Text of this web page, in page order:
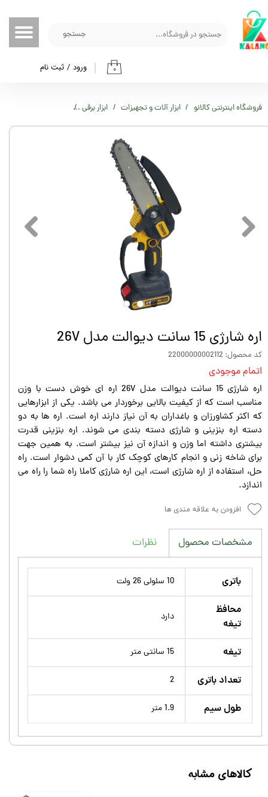
جستجو
۰ ورود / ثبت نام
حساب کاربری من
تغییر گذر واژه
خروج از حساب کاربری
فروشگاه اینترنتی کالانو ابزار آلات و تجهیزات ابزار برقی
اره شارژی 15 سانت دیوالت مدل 26V
کد محصول: 22000000002112
اتمام موجودی
اره شارژی 15 سانت دیوالت مدل 26V اره ای خوش دست با وزن
مناسب است که از کیفیت بالایی برخوردار می باشد. یکی از ابزارهایی
که اکثر کشاورزان و باغداران به آن نیاز دارند اره است. اره ها به دو
دسته اره بنزینی و شارژی دسته بندی می شوند. اره بنزینی قدرت
بیشتری داشته اما وزن و اندازه آن نیز بیشتر است. به همین جهت
برای شاخه زنی و انجام کارهای کوچک کار با آن کمی دشوار است. راه
حل، استفاده از اره شارژی است، این اره شارژی کاملا راه شما را راه می
اندازد.
افزودن به علاقه مندی ها
مشخصات محصول نظرات
باتری 10 سلولی 26 ولت
محافظ
تیغه
دارد
تیغه 15 سانتی متر
تعداد باتری 2
طول سیم 1.9 متر
کالاهای مشابه